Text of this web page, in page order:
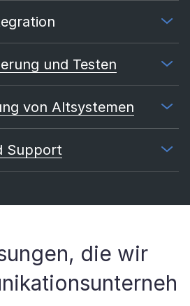
und Testen
von Altsystemen
Support
die wir